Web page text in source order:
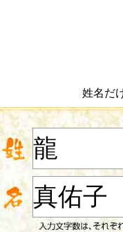
姓名だ